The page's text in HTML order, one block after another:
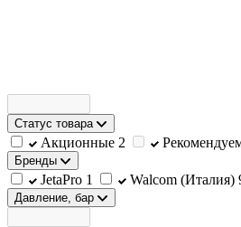
Статус товара
Акционные 2
Бренды
JetaPro 1 Walcom (Италия)
Давление, бар